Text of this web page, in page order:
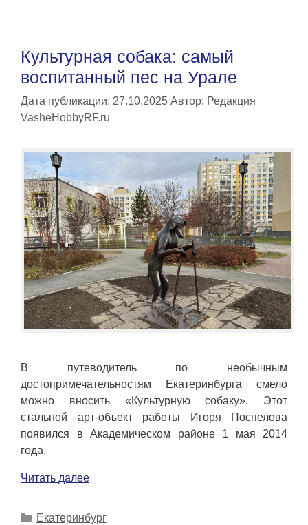
Культурная собака: самый
воспитанный пес на Урале
Дата публикации: 27.10.2025 Автор: Редакция
VasheHobbyRF.ru
В путеводитель по необычным
достопримечательностям Екатеринбурга смело
можно вносить «Культурную собаку». Этот
стальной арт-объект работы Игоря Поспелова
появился в Академическом районе 1 мая 2014
года.
Читать далее
Рубрики
Екатеринбург